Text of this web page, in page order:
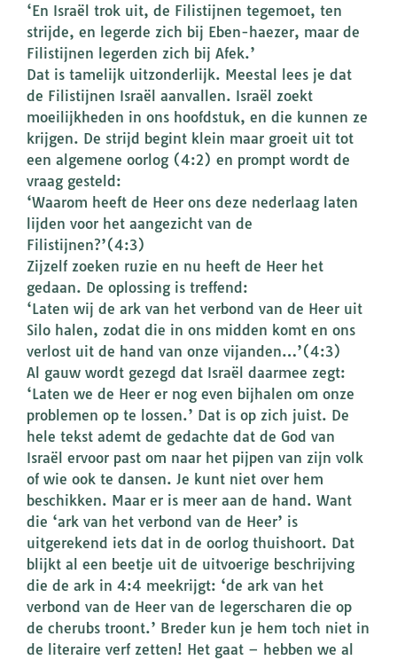
‘En Israël trok uit, de Filistijnen tegemoet, ten
strijde, en legerde zich bij Eben-haezer, maar de
Filistijnen legerden zich bij Afek.’
Dat is tamelijk uitzonderlijk. Meestal lees je dat
de Filistijnen Israël aanvallen. Israël zoekt
moeilijkheden in ons hoofdstuk, en die kunnen ze
krijgen. De strijd begint klein maar groeit uit tot
een algemene oorlog (4:2) en prompt wordt de
vraag gesteld:
‘Waarom heeft de Heer ons deze nederlaag laten
lijden voor het aangezicht van de
Filistijnen?’(4:3)
Zijzelf zoeken ruzie en nu heeft de Heer het
gedaan. De oplossing is treffend:
‘Laten wij de ark van het verbond van de Heer uit
Silo halen, zodat die in ons midden komt en ons
verlost uit de hand van onze vijanden…’(4:3)
Al gauw wordt gezegd dat Israël daarmee zegt:
‘Laten we de Heer er nog even bijhalen om onze
problemen op te lossen.’ Dat is op zich juist. De
hele tekst ademt de gedachte dat de God van
Israël ervoor past om naar het pijpen van zijn volk
of wie ook te dansen. Je kunt niet over hem
beschikken. Maar er is meer aan de hand. Want
die ‘ark van het verbond van de Heer’ is
uitgerekend iets dat in de oorlog thuishoort. Dat
blijkt al een beetje uit de uitvoerige beschrijving
die de ark in 4:4 meekrijgt: ‘de ark van het
verbond van de Heer van de legerscharen die op
de cherubs troont.’ Breder kun je hem toch niet in
de literaire verf zetten! Het gaat – hebben we al